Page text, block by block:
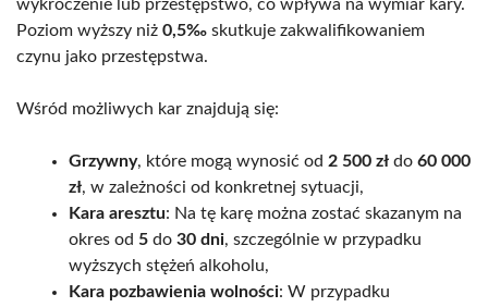
wykroczenie lub przestępstwo, co wpływa na wymiar kary.
Poziom wyższy niż 0,5‰ skutkuje zakwalifikowaniem
czynu jako przestępstwa.
Wśród możliwych kar znajdują się:
Grzywny, które mogą wynosić od 2 500 zł do 60 000
zł, w zależności od konkretnej sytuacji,
Kara aresztu: Na tę karę można zostać skazanym na
okres od 5 do 30 dni, szczególnie w przypadku
wyższych stężeń alkoholu,
Kara pozbawienia wolności: W przypadku